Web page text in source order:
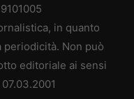
in quanto
periodicità. Non può
editoriale ai sensi